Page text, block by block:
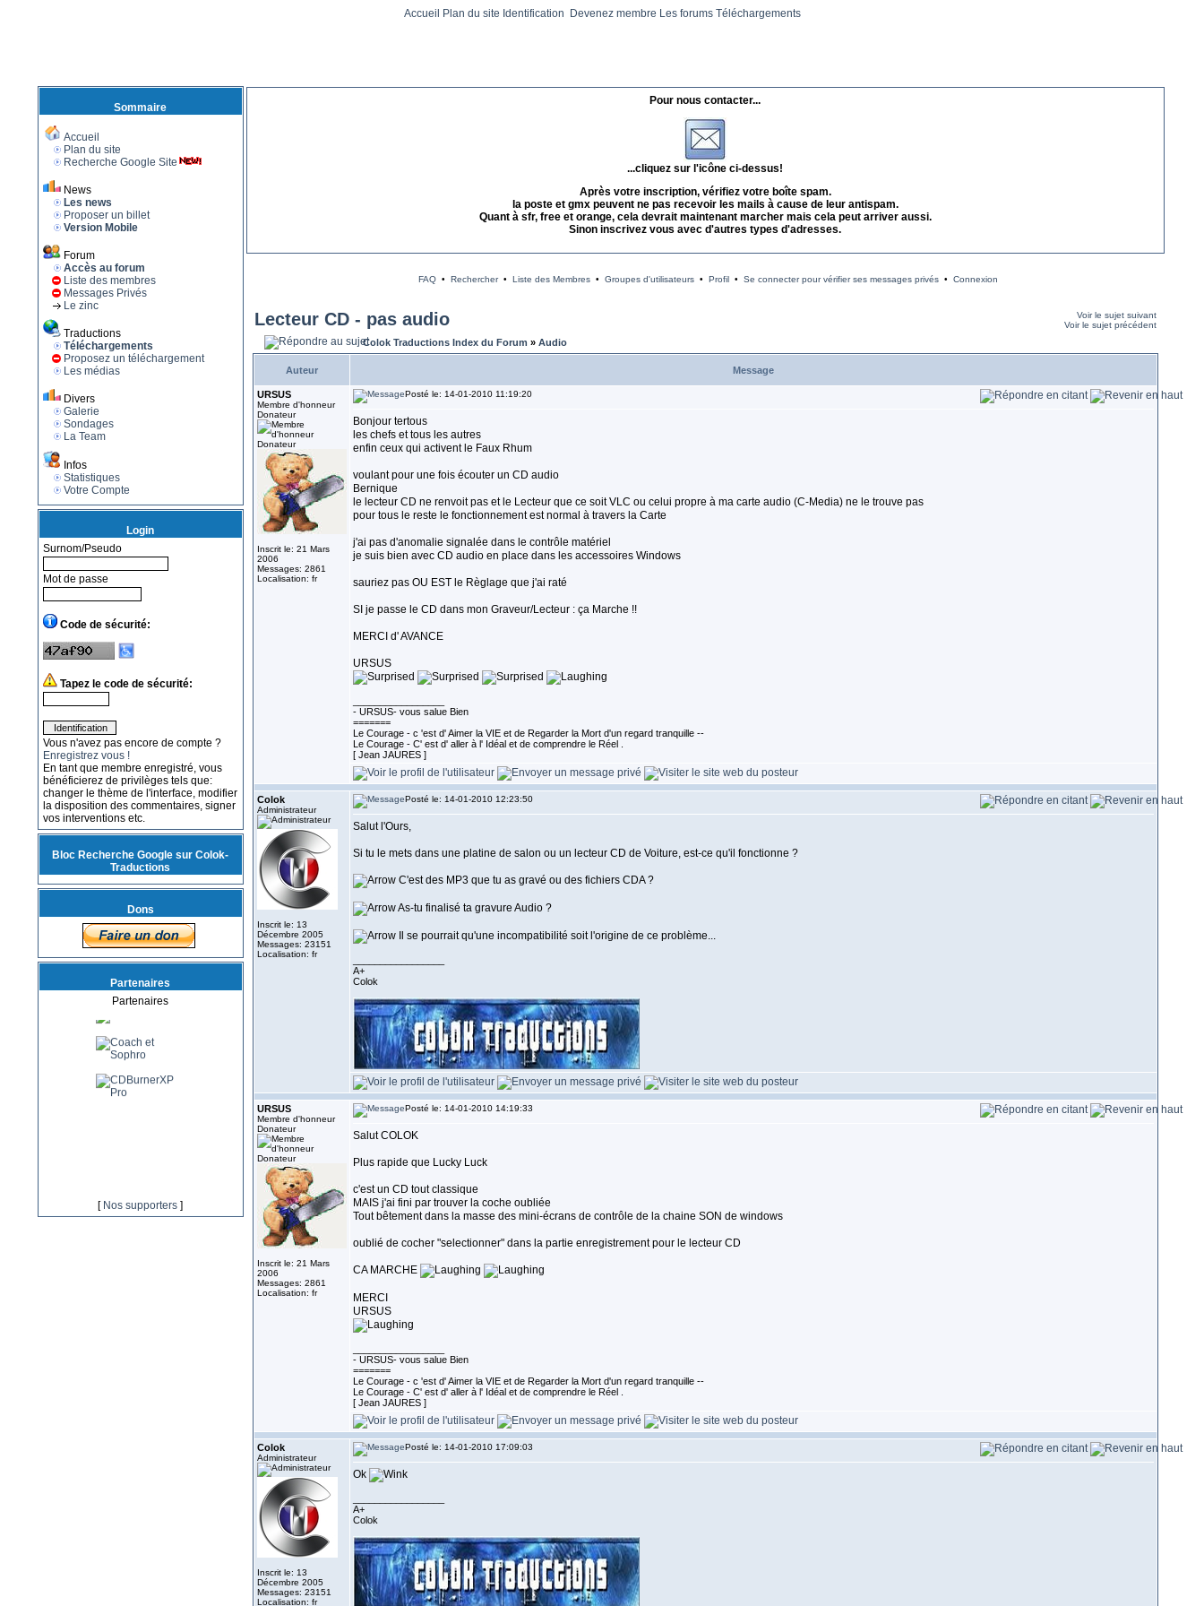
Accueil Plan du site Identification Devenez membre Les forums Téléchargements
Sommaire
Accueil
Plan du site
Recherche Google Site
News
Les news
Proposer un billet
Version Mobile
Forum
Accès au forum
Liste des membres
Messages Privés
Le zinc
Traductions
Téléchargements
Proposez un téléchargement
Les médias
Divers
Galerie
Sondages
La Team
Infos
Statistiques
Votre Compte
Login
Surnom/Pseudo
Mot de passe
Code de sécurité:
Tapez le code de sécurité:
Vous n'avez pas encore de compte ?
Enregistrez vous !
En tant que membre enregistré, vous
bénéficierez de privilèges tels que:
changer le thème de l'interface, modifier
la disposition des commentaires, signer
vos interventions etc.
Bloc Recherche Google sur Colok-
Traductions
Dons
Partenaires
Partenaires
[ Nos supporters ]
Pour nous contacter...
...cliquez sur l'icône ci-dessus!
Après votre inscription, vérifiez votre boîte spam.
la poste et gmx peuvent ne pas recevoir les mails à cause de leur antispam.
Quant à sfr, free et orange, cela devrait maintenant marcher mais cela peut arriver aussi.
Sinon inscrivez vous avec d'autres types d'adresses.
FAQ• Rechercher• Liste des Membres• Groupes d'utilisateurs• Profil• Se connecter pour vérifier ses messages privés• Connexion
Lecteur CD - pas audio
Voir le sujet suivant
Voir le sujet précédent
Colok Traductions Index du Forum » Audio
Auteur Message
URSUS
Membre d'honneur
Donateur
Inscrit le: 21 Mars
2006
Messages: 2861
Localisation: fr
Posté le: 14-01-2010 11:19:20
Bonjour tertous
les chefs et tous les autres
enfin ceux qui activent le Faux Rhum
voulant pour une fois écouter un CD audio
Bernique
le lecteur CD ne renvoit pas et le Lecteur que ce soit VLC ou celui propre à ma carte audio (C-Media) ne le trouve pas
pour tous le reste le fonctionnement est normal à travers la Carte
j'ai pas d'anomalie signalée dans le contrôle matériel
je suis bien avec CD audio en place dans les accessoires Windows
sauriez pas OU EST le Règlage que j'ai raté
SI je passe le CD dans mon Graveur/Lecteur : ça Marche !!
MERCI d' AVANCE
URSUS
- URSUS- vous salue Bien
=======
Le Courage - c 'est d' Aimer la VIE et de Regarder la Mort d'un regard tranquille --
Le Courage - C' est d' aller à l' Idéal et de comprendre le Réel .
[ Jean JAURES ]
Colok
Administrateur
Inscrit le: 13
Décembre 2005
Messages: 23151
Localisation: fr
Posté le: 14-01-2010 12:23:50
Salut l'Ours,
Si tu le mets dans une platine de salon ou un lecteur CD de Voiture, est-ce qu'il fonctionne ?
C'est des MP3 que tu as gravé ou des fichiers CDA ?
As-tu finalisé ta gravure Audio ?
Il se pourrait qu'une incompatibilité soit l'origine de ce problème...
A+
Colok
URSUS
Membre d'honneur
Donateur
Inscrit le: 21 Mars
2006
Messages: 2861
Localisation: fr
Posté le: 14-01-2010 14:19:33
Salut COLOK
Plus rapide que Lucky Luck
c'est un CD tout classique
MAIS j'ai fini par trouver la coche oubliée
Tout bêtement dans la masse des mini-écrans de contrôle de la chaine SON de windows
oublié de cocher "selectionner" dans la partie enregistrement pour le lecteur CD
CA MARCHE
MERCI
URSUS
- URSUS- vous salue Bien
=======
Le Courage - c 'est d' Aimer la VIE et de Regarder la Mort d'un regard tranquille --
Le Courage - C' est d' aller à l' Idéal et de comprendre le Réel .
[ Jean JAURES ]
Colok
Administrateur
Inscrit le: 13
Décembre 2005
Messages: 23151
Localisation: fr
Posté le: 14-01-2010 17:09:03
Ok
A+
Colok